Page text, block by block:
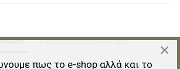
ΓΝΏΜΕΣ ΠΕΛΑΤΏΝ
×
πως το e-shop αλλά και το